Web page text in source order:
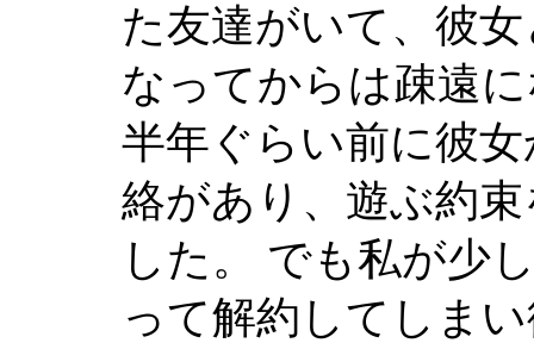
た友達がいて、彼
なってからは疎遠
半年ぐらい前に彼
絡があり、遊ぶ約
した。 でも私が少
って解約してしま